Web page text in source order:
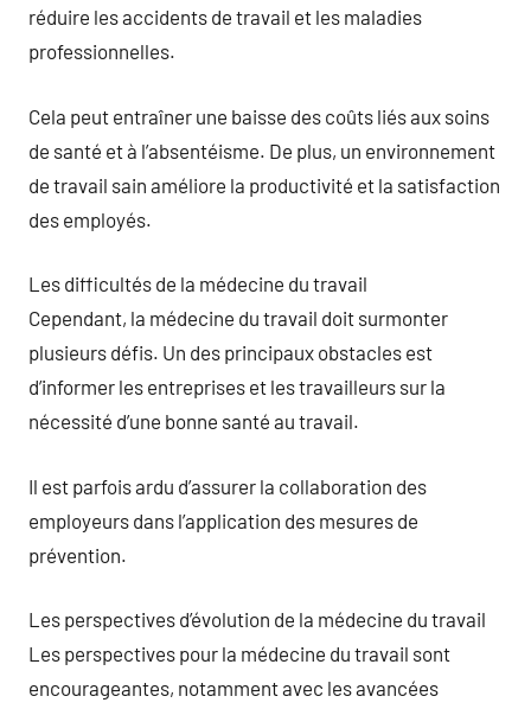
réduire les accidents de travail et les maladies
professionnelles.
Cela peut entraîner une baisse des coûts liés aux soins
de santé et à l’absentéisme. De plus, un environnement
de travail sain améliore la productivité et la satisfaction
des employés.
Les difficultés de la médecine du travail
Cependant, la médecine du travail doit surmonter
plusieurs défis. Un des principaux obstacles est
d’informer les entreprises et les travailleurs sur la
nécessité d’une bonne santé au travail.
Il est parfois ardu d’assurer la collaboration des
employeurs dans l’application des mesures de
prévention.
Les perspectives d’évolution de la médecine du travail
Les perspectives pour la médecine du travail sont
encourageantes, notamment avec les avancées